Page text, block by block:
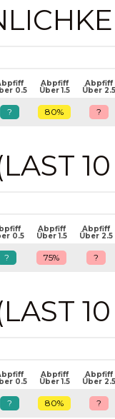
0.5
Abpfiff
Über 1.5
Abpfiff
Über 2.5
? 80% ?
0.5
Abpfiff
Über 1.5
Abpfiff
Über 2.5
? 75% ?
0.5
Abpfiff
Über 1.5
Abpfiff
Über 2.5
? 80% ?